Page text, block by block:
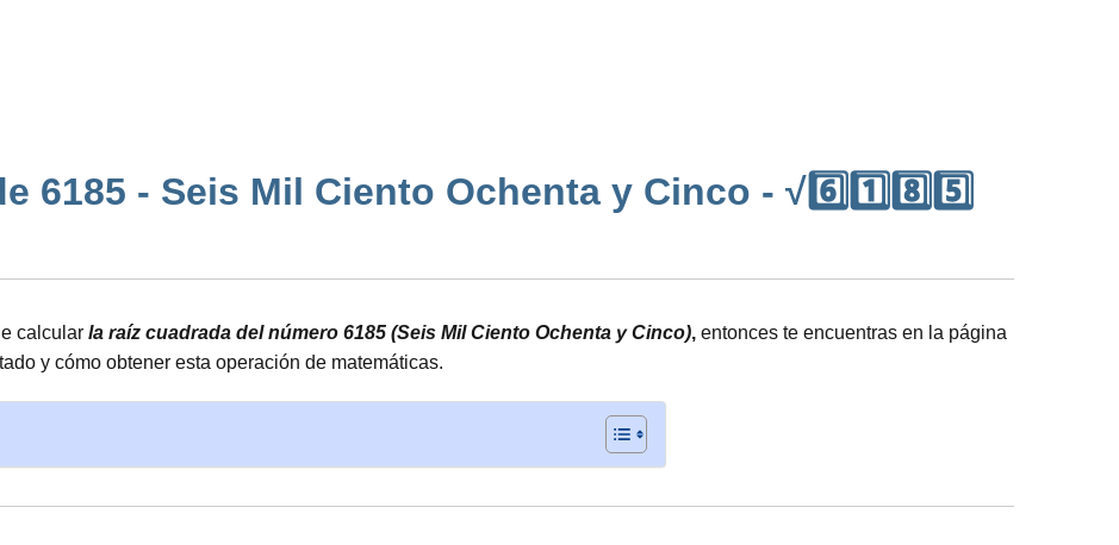
6185 - Seis Mil Ciento Ochenta y Cinco - √6️⃣1️⃣8️⃣5️⃣
calcular la raíz cuadrada del número 6185 (Seis Mil Ciento Ochenta y Cinco), entonces te encuentras en la página
y cómo obtener esta operación de matemáticas.